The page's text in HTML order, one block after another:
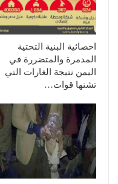
احصائية البنية التحتية
المدمرة والمتضررة في
اليمن نتيجة الغارات التي
تشنها قوات…